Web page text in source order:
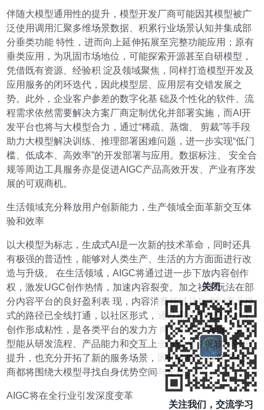
伴随大模型通用性的提升，模型开发厂商可能因其模型被广
泛使用调用汇聚多维场景数据、积累行业场景认知并集成部
分垂类功能 特性，进而向上延伸拓展至完整功能应用；原有
垂类应用，为巩固市场地位，可能探索开源甚至自研模型，
凭借既有资源、经验积 淀及领域聚焦，同样打造模型开发及
应用服务的闭环迭代，因此模型层、应用层有交错发展之
势。此外，企业客户参差的数字化基 础及个性化的软件、流
程需求依然需要解决方案厂商定制优化并部署实施，而AI开
发平台也将与大模型合力，通过“稀疏、蒸馏、 剪裁”等手段
助力大模型解决训练、推理部署困难问题，进一步实现“低门
槛、低成本、高效率”的开发部署与应用。数据标注、 安全合
规等周边工具服务亦是促进AIGC产品高效开发、产业有序发
展的可观商机。
生活领域充分释放用户创新能力，生产领域全面革新交互体
验和效率
以大模型为标志，生成式AI是一次新的技术革命，同时还具
有极强的普适性，能够对人类生产、生活的方方面面进行改
造与升级。 在生活领域，AIGC将通过进一步下放内容创作
权，激发UGC创作热情，加速内容裂变。加之社区玩法在部
分内容平台的良好盈利表 现，内容消费领域从技术到商业模
式的路径已全线打通，以社区形式，通过用户自发交流自主
创作形成粘性，是各类平台的发力方 向。在生产领域，大模
型能从研发流程、产品能力和交互上全方位为企服软件带来
提升，也充分开拓了新的服务场景，因此各类企 业数字化厂
商都将围绕大模型寻找自身优势空间与定位。
AIGC将在全行业引发深度变革
关闭
关注我们，交流学习